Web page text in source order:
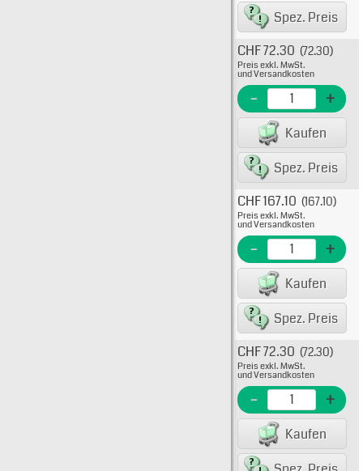
Spez. Preis
Typ:
EME
CHF 72.30 (72.30)
Preis exkl. MwSt.
und Versandkosten
- +
Kaufen
Spez. Preis
Typ:
EME
CHF 167.10 (167.10)
Preis exkl. MwSt.
und Versandkosten
- +
Kaufen
Spez. Preis
Typ:
EME
CHF 72.30 (72.30)
Preis exkl. MwSt.
und Versandkosten
- +
Kaufen